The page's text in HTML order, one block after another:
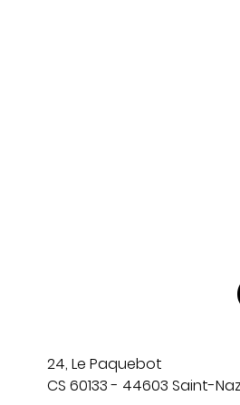
24, Le Paquebot
CS 60133 - 44603 Saint-